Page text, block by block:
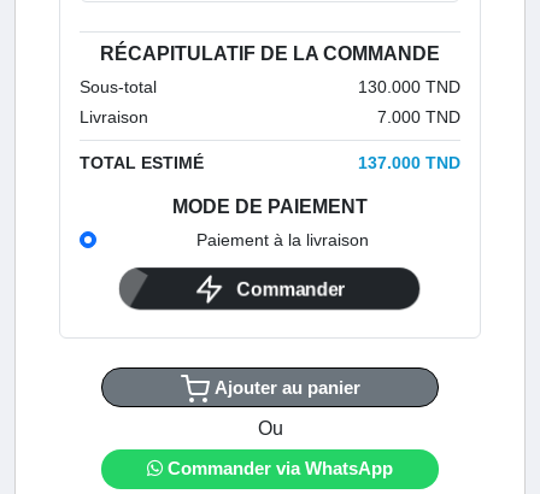
RÉCAPITULATIF DE LA COMMANDE
Sous-total
130.000 TND
Livraison
7.000 TND
TOTAL ESTIMÉ 137.000 TND
MODE DE PAIEMENT
Paiement à la livraison
Commander
Ajouter au panier
Ou
Commander via WhatsApp